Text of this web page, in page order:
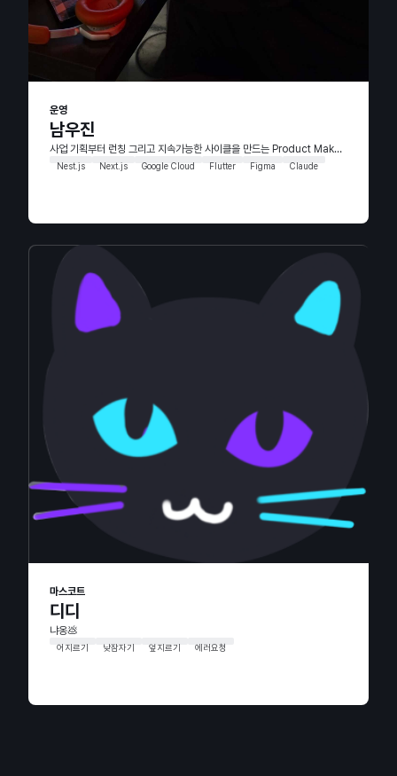
운영
남우진
사업 기획부터 런칭 그리고 지속가능한 사이클을 만드는 Product Maker입니다.
Nest.js Next.js Google Cloud Flutter Figma Claude
마스코트
디디
냐옹💩
어지르기 낮잠자기 엎지르기 에러요청